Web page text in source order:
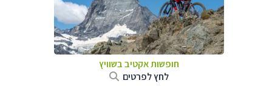
חופשות אקטיב בשוויץ
לחץ לפרטים